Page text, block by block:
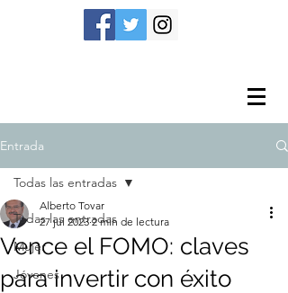
Entrada
Todas las entradas
Mujer
Jóvenes
Todas las entradas
Vence el FOMO: claves
para invertir con éxito
Alberto Tovar
27 jul 2023 2 min de lectura